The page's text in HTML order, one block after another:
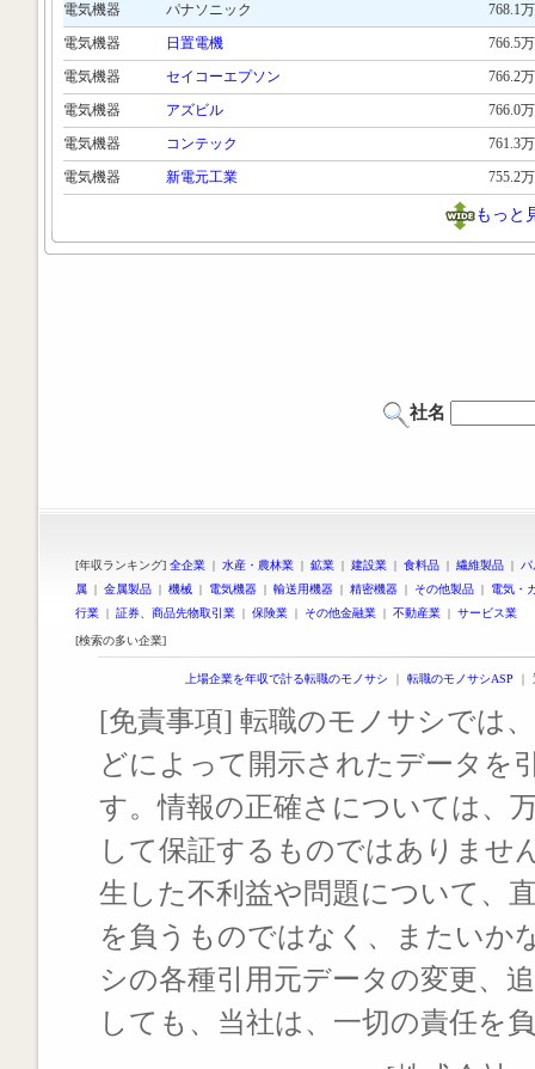
電気機器
パナソニック
768.1万
電気機器
日置電機
766.5万
電気機器
セイコーエプソン
766.2万
電気機器
アズビル
766.0万
電気機器
コンテック
761.3万
電気機器
新電元工業 755.2万
もっと
社名
[年収ランキング] 全企業 | 水産・農林業 | 鉱業 | 建設業 | 食料品 | 繊維製品 |
属 | 金属製品 | 機械 | 電気機器 | 輸送用機器 | 精密機器 | その他製品 | 電気・
行業 | 証券、商品先物取引業 | 保険業 | その他金融業 | 不動産業 | サービス業
[検索の多い企業]
上場企業を年収で計る転職のモノサシ ｜ 転職のモノサシASP ｜
[免責事項] 転職のモノサシでは
どによって開示されたデータを
す。情報の正確さについては、
して保証するものではありませ
生した不利益や問題について、
を負うものではなく、またいか
シの各種引用元データの変更、
しても、当社は、一切の責任を